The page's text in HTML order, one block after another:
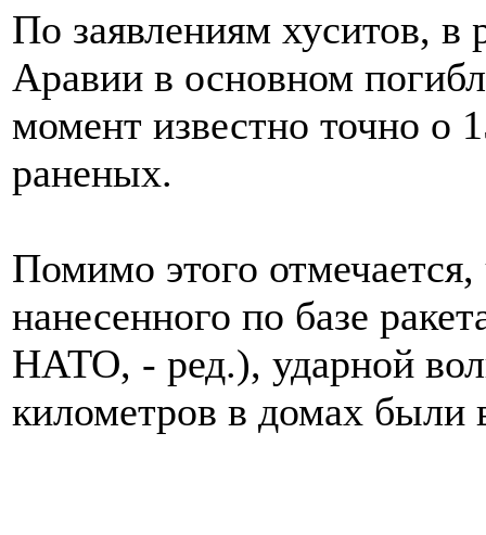
По заявлениям хуситов, в
Аравии в основном
момент известно точно о
раненых.
Помимо этого отмечается,
нанесенного по базе
НАТО, - ред.), ударной
километров в домах были